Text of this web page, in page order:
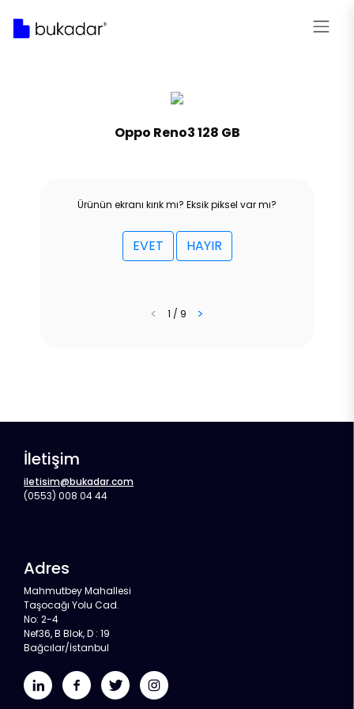
Oppo Reno3 128 GB
Ürünün ekranı kırık mı? Eksik piksel var mı?
EVET HAYIR
< 1 / 9 >
İletişim
iletisim@bukadar.com
(0553) 008 04 44
Adres
Mahmutbey Mahallesi
Taşocağı Yolu Cad.
No: 2-4
Nef36, B Blok, D : 19
Bağcılar/İstanbul